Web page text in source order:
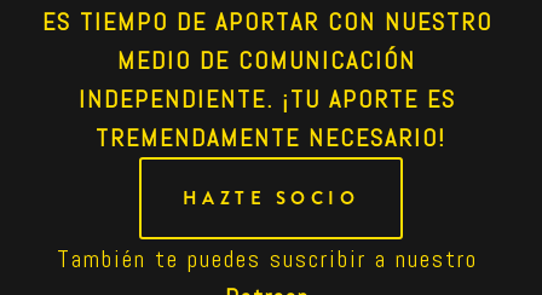
ES TIEMPO DE APORTAR CON NUESTRO
MEDIO DE COMUNICACIÓN
INDEPENDIENTE. ¡TU APORTE ES
TREMENDAMENTE NECESARIO!
HAZTE SOCIO